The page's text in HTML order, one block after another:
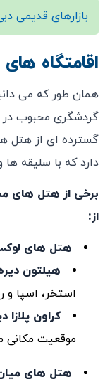
بازارهای قدیمی
اقامتگاه
همان طور که می
گردشگری محبوب
گسترده ‌ای از هتل
دارد که با سلیقه‌
برخی از هتل ‌های
از:
هتل‌ های
هیلتون
استخر، اسپا و
کراون پلازا
موقعیت مکانی
هتل‌ های